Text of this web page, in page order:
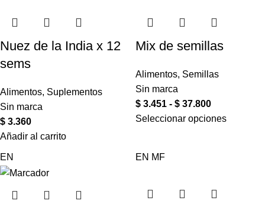
Nuez de la India x 12
sems
Alimentos, Suplementos
Sin marca
$ 3.360
Añadir al carrito
Mix de semillas
Alimentos, Semillas
Sin marca
$ 3.451 - $ 37.800
Seleccionar opciones
EN EN MF